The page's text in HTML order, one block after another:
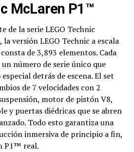
McLaren P1™
de la serie LEGO Technic
versión LEGO Technic a escala
de 3,893 elementos. Cada
número de serie único que
detrás de escena. El set
de 7 velocidades con 2
motor de pistón V8,
y puertas diédricas que se abren
Todo esto garantiza una
inmersiva de principio a fin,
P1™ real.